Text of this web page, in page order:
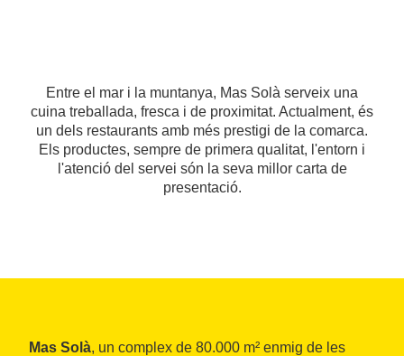
Entre el mar i la muntanya, Mas Solà serveix una
cuina treballada, fresca i de proximitat. Actualment, és
un dels restaurants amb més prestigi de la comarca.
Els productes, sempre de primera qualitat, l'entorn i
l'atenció del servei són la seva millor carta de
presentació.
Mas Solà, un complex de 80.000 m² enmig de les